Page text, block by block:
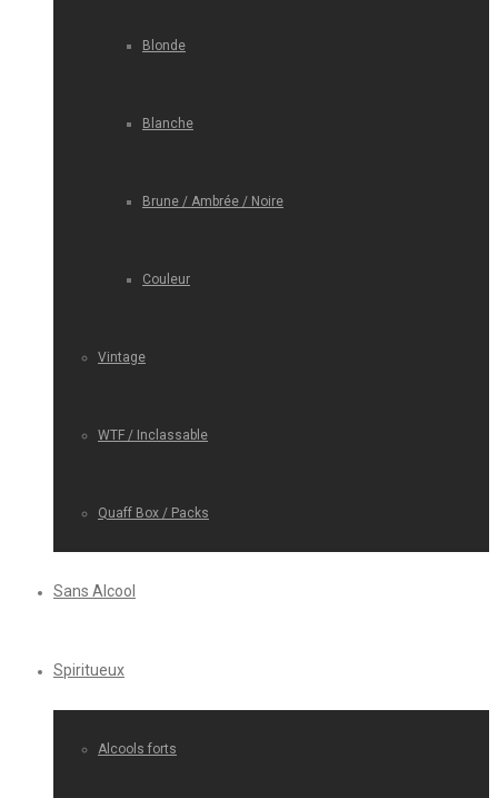
Blonde
Blanche
Brune / Ambrée / Noire
Couleur
Vintage
WTF / Inclassable
Quaff Box / Packs
Sans Alcool
Spiritueux
Alcools forts